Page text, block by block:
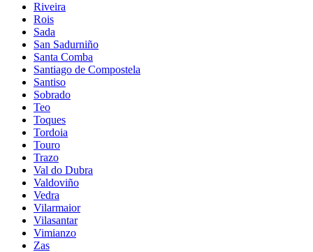
Riveira
Rois
Sada
San Sadurniño
Santa Comba
Santiago de Compostela
Santiso
Sobrado
Teo
Toques
Tordoia
Touro
Trazo
Val do Dubra
Valdoviño
Vedra
Vilarmaior
Vilasantar
Vimianzo
Zas